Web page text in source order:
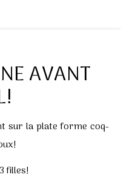
AVANT
sur la plate forme coq-
filles!